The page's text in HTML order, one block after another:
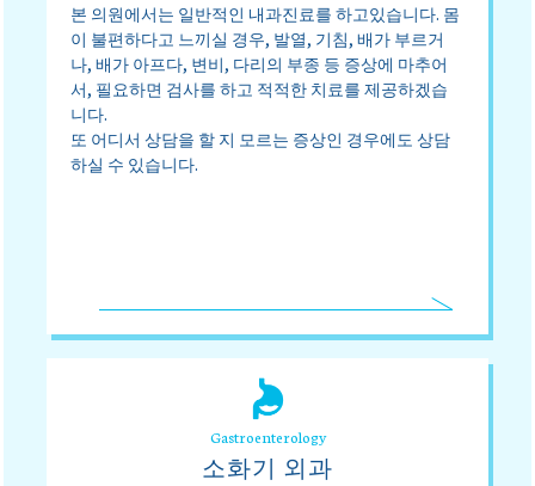
본 의원에서는 일반적인 내과진료를 하고있습니다. 몸
이 불편하다고 느끼실 경우, 발열, 기침, 배가 부르거
나, 배가 아프다, 변비, 다리의 부종 등 증상에 마추어
서, 필요하면 검사를 하고 적적한 치료를 제공하겠습
니다.
또 어디서 상담을 할 지 모르는 증상인 경우에도 상담
하실 수 있습니다.
Gastroenterology
소화기 외과